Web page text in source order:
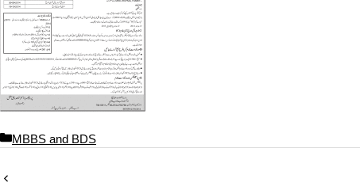
C
MBBS and BDS